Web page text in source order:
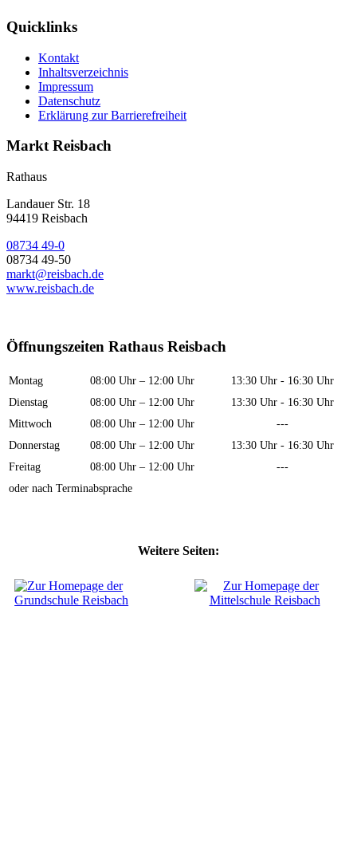
Quicklinks
Kontakt
Inhaltsverzeichnis
Impressum
Datenschutz
Erklärung zur Barrierefreiheit
Markt Reisbach
Rathaus
Landauer Str. 18
94419 Reisbach
08734 49-0
08734 49-50
markt@reisbach.de
www.reisbach.de
Öffnungszeiten Rathaus Reisbach
Montag 08:00 Uhr – 12:00 Uhr
13:30 Uhr - 16:30 Uhr
Dienstag
08:00 Uhr – 12:00 Uhr
13:30 Uhr - 16:30 Uhr
Mittwoch
08:00 Uhr – 12:00 Uhr
---
Donnerstag
08:00 Uhr – 12:00 Uhr
13:30 Uhr - 16:30 Uhr
Freitag
08:00 Uhr – 12:00 Uhr
---
oder nach Terminabsprache
Weitere Seiten: